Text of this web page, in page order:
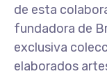
de esta
fundadora de
exclusiva
elaborados